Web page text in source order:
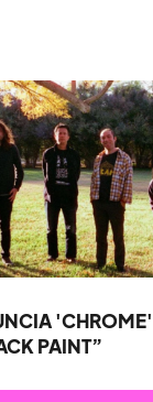
PAINT”